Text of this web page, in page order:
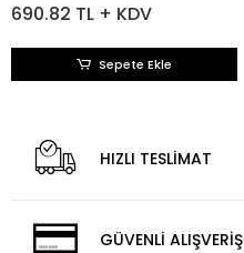
690.82 TL + KDV
Sepete Ekle
HIZLI TESLİMAT
GÜVENLİ ALIŞVERİŞ